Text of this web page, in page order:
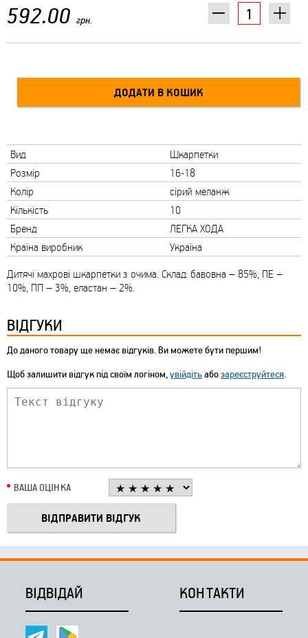
592.00 грн.
Вид
Шкарпетки
Розмір
16-18
Колір
сірий меланж
Кількість
10
Бренд
ЛЕГКА ХОДА
Країна виробник
Україна
Дитячі махрові шкарпетки з очима. Склад: бавовна – 85%, ПЕ –
10%, ПП – 3%, еластан – 2%.
ВІДГУКИ
До даного товару ще немає відгуків. Ви можете бути першим!
Щоб залишити відгук під своїм логіном,увійдітьабозареєструйтеся.
ВАША ОЦІНКА
ВІДВІДАЙ КОНТАКТИ